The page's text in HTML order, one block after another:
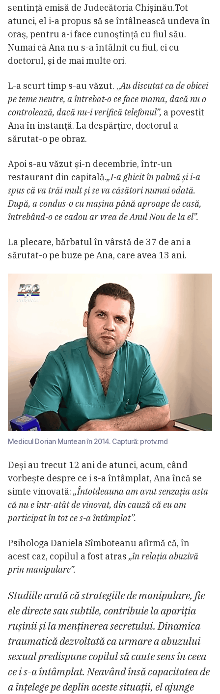
sentință emisă de Judecătoria Chișinău.Tot
atunci, el i-a propus să se întâlnească undeva în
oraş, pentru a-i face cunoştinţă cu fiul său.
Numai că Ana nu s-a întâlnit cu fiul, ci cu
doctorul, și de mai multe ori.
L-a scurt timp s-au văzut. „Au discutat ca de obicei
pe teme neutre, a întrebat-o ce face mama, dacă nu o
controlează, dacă nu-i verifică telefonul”, a povestit
Ana în instanță. La despărțire, doctorul a
sărutat-o pe obraz.
Apoi s-au văzut și-n decembrie, într-un
restaurant din capitală.„I-a ghicit în palmă și i-a
spus că va trăi mult și se va căsători numai odată.
După, a condus-o cu mașina până aproape de casă,
întrebând-o ce cadou ar vrea de Anul Nou de la el”.
La plecare, bărbatul în vârstă de 37 de ani a
sărutat-o pe buze pe Ana, care avea 13 ani.
Medicul Dorian Muntean în 2014. Captură: protv.md
Deși au trecut 12 ani de atunci, acum, când
vorbește despre ce i s-a întâmplat, Ana încă se
simte vinovată: „Întotdeauna am avut senzația asta
că nu e într-atât de vinovat, din cauză că eu am
participat în tot ce s-a întâmplat”.
Psihologa Daniela Sîmboteanu afirmă că, în
acest caz, copilul a fost atras „înrelația abuzivă
prin manipulare”.
Studiile arată că strategiile de manipulare, fie
ele directe sau subtile, contribuie la apariția
rușinii și la menținerea secretului. Dinamica
traumatică dezvoltată ca urmare a abuzului
sexual predispune copilul să caute sens în ceea
ce i s-a întâmplat. Neavând însă capacitatea de
a înțelege pe deplin aceste situații, el ajunge